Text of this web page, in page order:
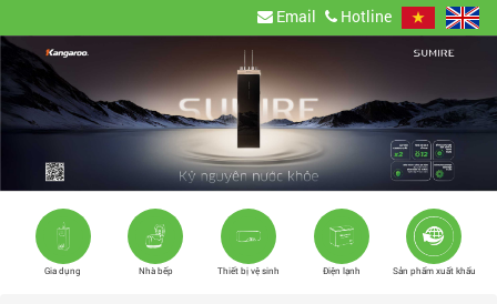
Email Hotline
Gia dụng Nhà bếp Thiết bị vệ sinh Điện lạnh Sản phẩm xuất khẩu